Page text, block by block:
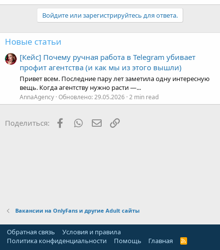
Войдите или зарегистрируйтесь для ответа.
Новые статьи
[Кейс] Почему ручная работа в Telegram убивает
профит агентства (и как мы из этого вышли)
Привет всем. Последние пару лет заметила одну интересную
вещь. Когда агентству нужно расти —...
AnnaAgency Обновлено:29.05.2026 2 min read
Поделиться: FacebookWhatsAppЭлектронная почта
Вакансии на OnlyFans и другие Adult сайты
Обратная связь
Условия и правила
Политика конфиденциальности
Помощь Главная
R